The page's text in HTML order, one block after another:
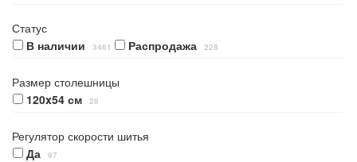
Статус
В наличии
3461 Распродажа 228
Размер столешницы
120x54 см
28
Регулятор скорости шитья
Да
97